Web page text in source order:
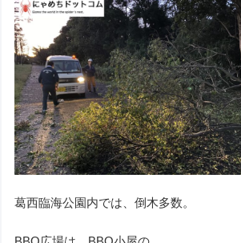
葛西臨海公園内では、倒木多数。